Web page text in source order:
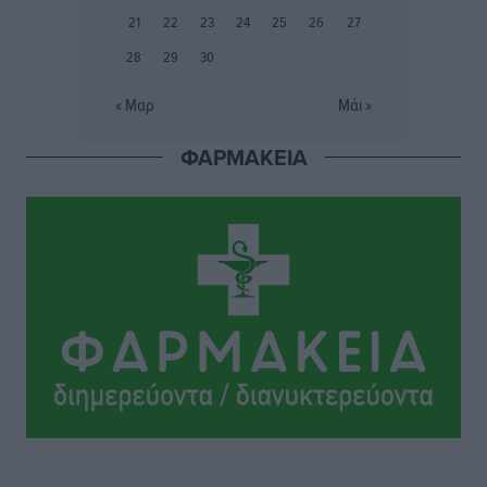
Άδωνις Γεωργιάδης στον RV: “Στο υπουργείο
κινήτρων, ειδικά για τα νοσοκομεία στα νησιά”
Θετικό κλίμα και κοινό όραμα για την ανάδειξη της
ιστορίας της Ρόδου στο Αεροδρόμιο «Διαγόρας»
πολιτισμού για τη Ρόδο, που σχεδιάσαμε και
εξασφαλίσαμε τη χρηματοδότησή του, γίνεται
πραγματικότητα»
Τοπικές Ειδήσεις
21
22 23 24 25 26
27
28
29 30
« Μαρ Μάι »
ΦΑΡΜΑΚΕΙΑ